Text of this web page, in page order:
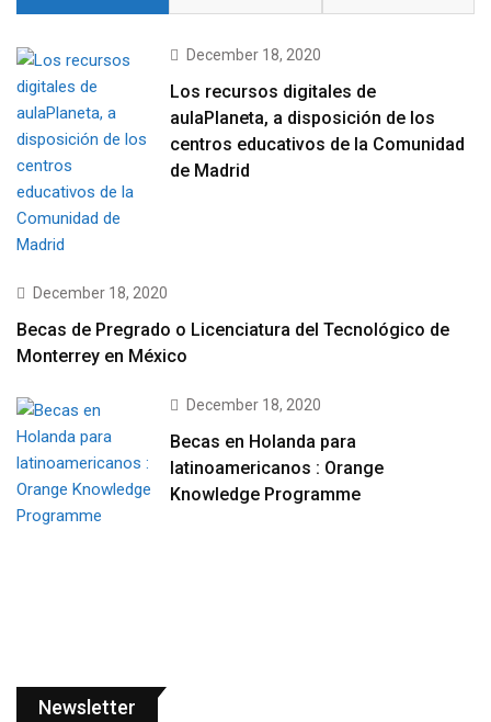
December 18, 2020
Los recursos digitales de
aulaPlaneta, a disposición de los
centros educativos de la Comunidad
de Madrid
December 18, 2020
Becas de Pregrado o Licenciatura del Tecnológico de
Monterrey en México
December 18, 2020
Becas en Holanda para
latinoamericanos : Orange
Knowledge Programme
Newsletter